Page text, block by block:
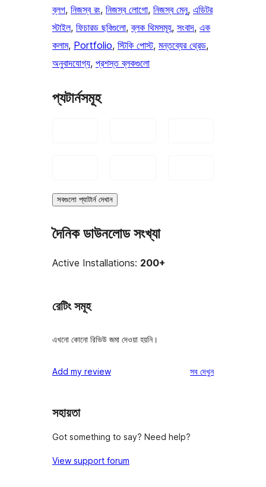
ব্লগ, নিজস্ব রং, নিজস্ব লোগো, নিজস্ব মেনু, এডিটর
স্টাইল, ফিচারড ছবিগুলো, ব্লক থিমসমূহ, সংবাদ, এক
কলাম, Portfolio, স্টিকি পোস্ট, মন্তব্যের থ্রেড
অনুবাদযোগ্য, প্রশস্ত ব্লকগুলো
প্যটার্নসমূহ
সবগুলো প্যাটার্ন দেখান
দৈনিক ডাউনলোড সংখ্যা
Active Installations: 200+
রেটিং সমূহ
এখনো কোনো রিভিউ জমা দেওয়া হয়নি।
Add my review সবরিভিউ
দেখুন
সহায়তা
Got something to say? Need help?
View support forum